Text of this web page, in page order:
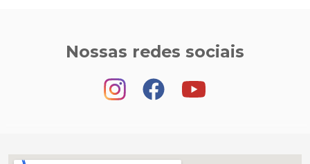
Nossas redes sociais